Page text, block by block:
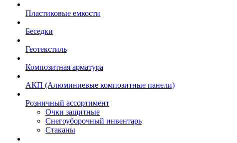
Пластиковые емкости
Беседки
Геотекстиль
Композитная арматура
АКП (Алюминиевые композитные панели)
Розничный ассортимент
Очки защитные
Снегоуборочный инвентарь
Стаканы